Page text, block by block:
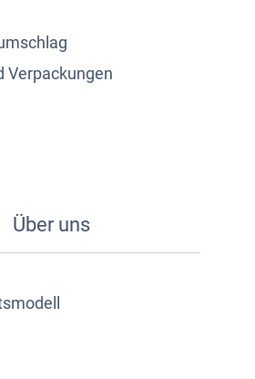
Verpackungen
Über uns